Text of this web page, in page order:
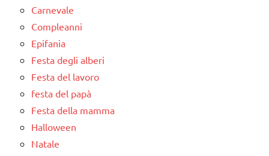
Carnevale
Compleanni
Epifania
Festa degli alberi
Festa del lavoro
festa del papà
Festa della mamma
Halloween
Natale